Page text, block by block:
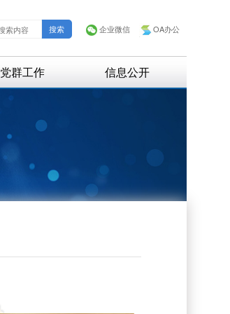
企业微信 OA办公
党群工作 信息公开